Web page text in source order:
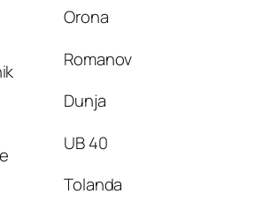
Orona
Romanov
Dunja
UB 40
Tolanda